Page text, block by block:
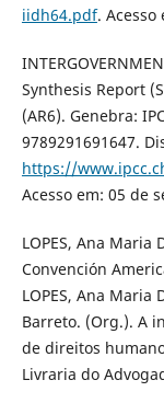
iidh64.pdf. Acesso
Synthesis Report
(AR6). Genebra:
9789291691647.
https://
Acesso em: 05 de
LOPES, Ana
Convención
LOPES, Ana
Barreto. (Org.). A
de direitos
Livraria do